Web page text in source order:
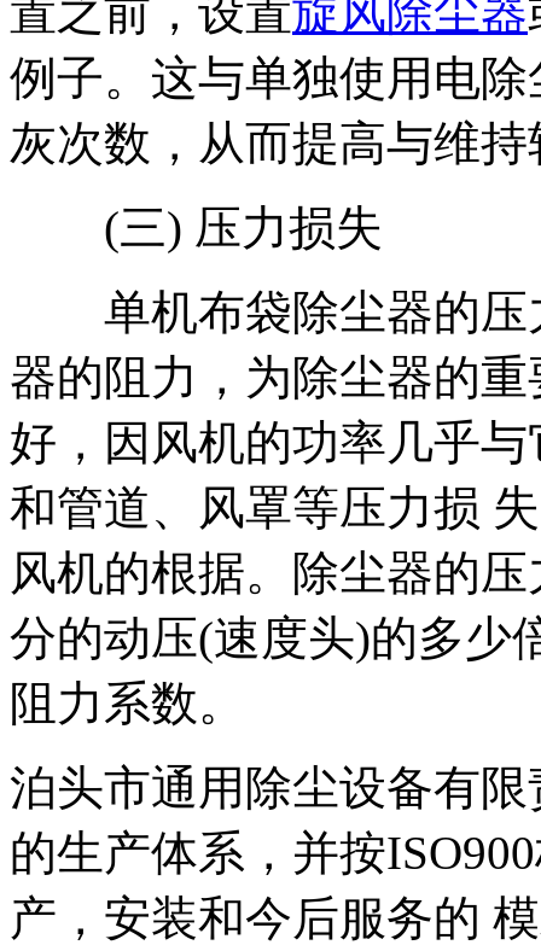
置之前，设置旋风除尘器
例子。这与单独使用电
灰次数，从而提高与维
(三) 压力损失
单机布袋除尘器的压
器的阻力，为除尘器的
好，因风机的功率几乎
和管道、风罩等压力损
风机的根据。除尘器的
分的动压(速度头)的多少
阻力系数。
泊头市通用除尘设备有
的生产体系，并按
产，安装和今后服务的